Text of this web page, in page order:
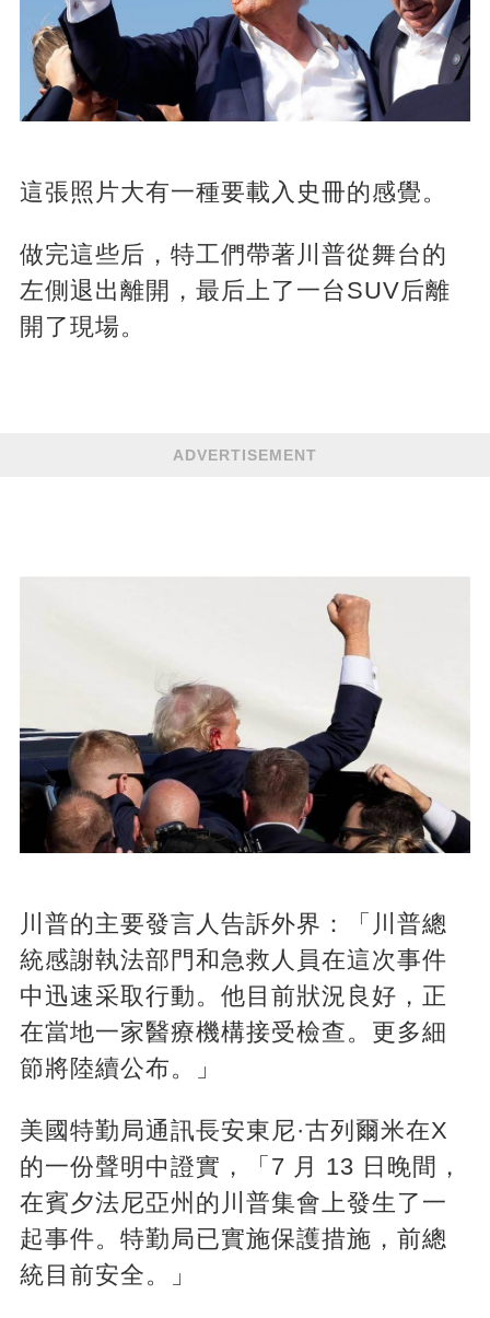
這張照片大有一種要載入史冊的感覺。
做完這些后，特工們帶著川普從舞台的
左側退出離開，最后上了一台SUV后離
開了現場。
ADVERTISEMENT
川普的主要發言人告訴外界：「川普總
統感謝執法部門和急救人員在這次事件
中迅速采取行動。他目前狀況良好，正
在當地一家醫療機構接受檢查。更多細
節將陸續公布。」
美國特勤局通訊長安東尼·古列爾米在X
的一份聲明中證實，「7 月 13 日晚間，
在賓夕法尼亞州的川普集會上發生了一
起事件。特勤局已實施保護措施，前總
統目前安全。」